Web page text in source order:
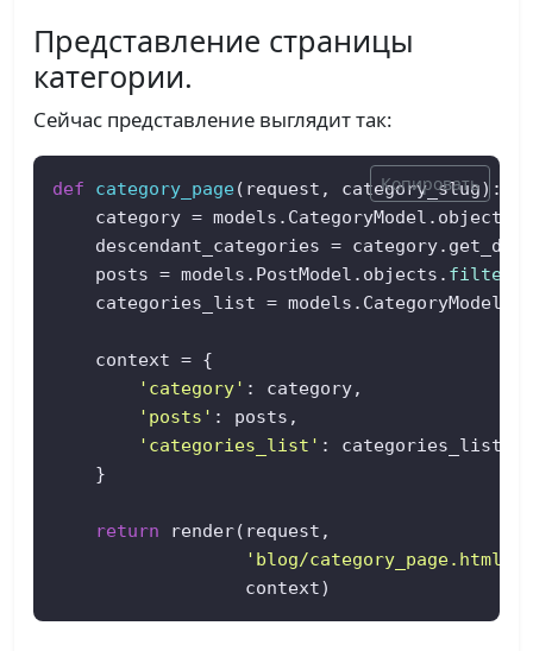
Представление страницы
категории.
Сейчас представление выглядит так:
def category_page ( request, category_slug):
category =
descendant_categories =
    posts = models.PostModel.objects.
filter
categories_list =
    context = {
'category' : category,
'posts' : posts,
'categories_list' : categories_list,
    }
return render(request,
'blog/category_page.html'
                  context)
Копировать